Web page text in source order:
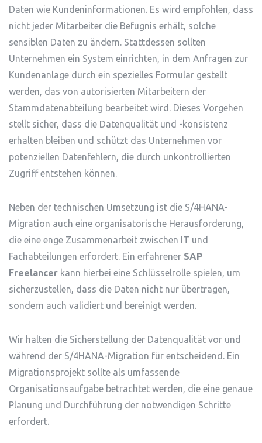
Daten wie Kundeninformationen. Es wird empfohlen, dass
nicht jeder Mitarbeiter die Befugnis erhält, solche
sensiblen Daten zu ändern. Stattdessen sollten
Unternehmen ein System einrichten, in dem Anfragen zur
Kundenanlage durch ein spezielles Formular gestellt
werden, das von autorisierten Mitarbeitern der
Stammdatenabteilung bearbeitet wird. Dieses Vorgehen
stellt sicher, dass die Datenqualität und -konsistenz
erhalten bleiben und schützt das Unternehmen vor
potenziellen Datenfehlern, die durch unkontrollierten
Zugriff entstehen können.
Neben der technischen Umsetzung ist die S/4HANA-
Migration auch eine organisatorische Herausforderung,
die eine enge Zusammenarbeit zwischen IT und
Fachabteilungen erfordert. Ein erfahrener SAP
Freelancer kann hierbei eine Schlüsselrolle spielen, um
sicherzustellen, dass die Daten nicht nur übertragen,
sondern auch validiert und bereinigt werden.
Wir halten die Sicherstellung der Datenqualität vor und
während der S/4HANA-Migration für entscheidend. Ein
Migrationsprojekt sollte als umfassende
Organisationsaufgabe betrachtet werden, die eine genaue
Planung und Durchführung der notwendigen Schritte
erfordert.